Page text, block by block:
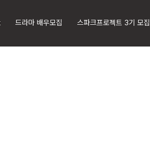
드라마 배우모집 스파크프로젝트 3기 모집